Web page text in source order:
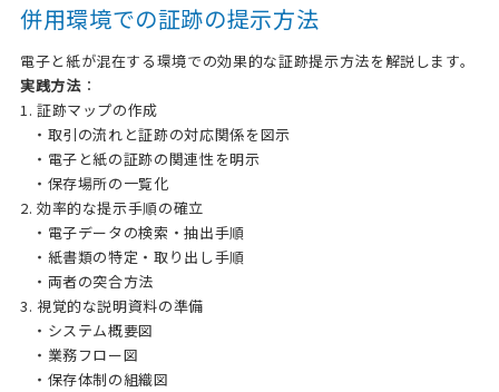
併用環境での証跡の提示方法
電子と紙が混在する環境での効果的な証跡提示方法を解説します。
実践方法：
1. 証跡マップの作成
・取引の流れと証跡の対応関係を図示
・電子と紙の証跡の関連性を明示
・保存場所の一覧化
2. 効率的な提示手順の確立
・電子データの検索・抽出手順
・紙書類の特定・取り出し手順
・両者の突合方法
3. 視覚的な説明資料の準備
・システム概要図
・業務フロー図
・保存体制の組織図